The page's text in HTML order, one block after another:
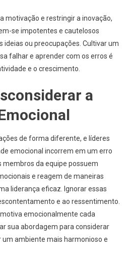
motivação e restringir a inovação,
se impotentes e cautelosos
ideias ou preocupações. Cultivar um
falhar e aprender com os erros é
e o crescimento.
a
de forma diferente, e líderes
emocional incorrem em um erro
membros da equipe possuem
e reagem de maneiras
liderança eficaz. Ignorar essas
e ao ressentimento.
emocionalmente cada
sua abordagem para considerar
ambiente mais harmonioso e